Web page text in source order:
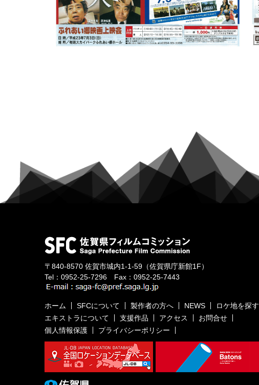
〒840-8570 佐賀市城内1-1-59 （佐賀県庁新館1F）
Tel： 0952-25-7296 Fax：0952-25-7443
ホーム SFCについて 製作者の方へ NEWS
ロケ地を探す
エキストラについて
支援作品 アクセス
お問合せ
個人情報保護
プライバシーポリシー